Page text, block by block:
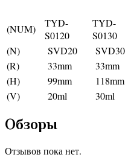
(NUM)
TYD-
S0120
TYD-
S0130
(N)
SVD20 SVD30
(R)
33mm 33mm
(H)
99mm 118mm
(V)
20ml 30ml
Обзоры
Отзывов пока нет.